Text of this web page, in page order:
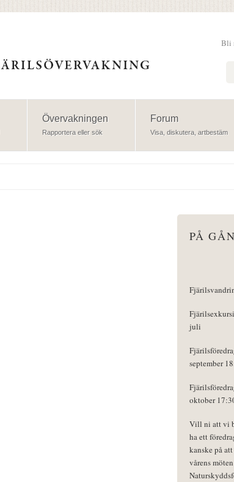
Bli
Övervakningen
Rapportera eller sök
Forum
Visa, diskutera, artbestäm
PÅ
juli
september
oktober
Vill ni att vi
ha ett
kanske på
vårens